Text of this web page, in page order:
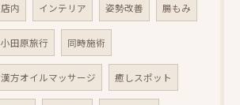
店内 インテリア 姿勢改善 腸もみ
小田原旅行 同時施術
漢方オイルマッサージ 癒しスポット